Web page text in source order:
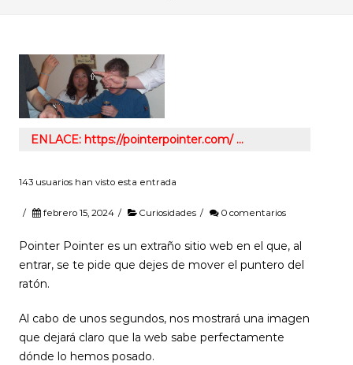
ENLACE: https://pointerpointer.com/ …
143 usuarios han visto esta entrada
/ febrero 15, 2024 / Curiosidades / 0 comentarios
Pointer Pointer es un extraño sitio web en el que, al
entrar, se te pide que dejes de mover el puntero del
ratón.
Al cabo de unos segundos, nos mostrará una imagen
que dejará claro que la web sabe perfectamente
dónde lo hemos posado.